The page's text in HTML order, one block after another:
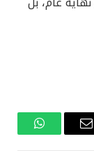
البريد
واتساب